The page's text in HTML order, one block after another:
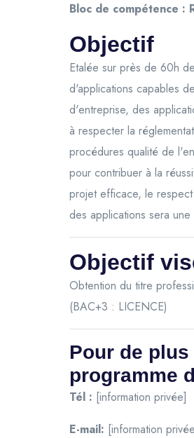
Bloc de compétence :
Objectif
Etalée sur près de 60h
d'applications capables
d'entreprise, des
à respecter la
procédures qualité de
pour contribuer à la
projet efficace, le
des applications sera
Objectif
Obtention du titre
(BAC+3 : LICENCE)
Pour de
programme
Tél : [information privée]
E-mail: [information